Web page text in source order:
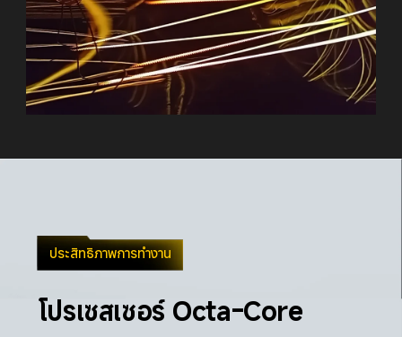
ประสิทธิภาพการทำงาน
โปรเซสเซอร์ Octa-Core